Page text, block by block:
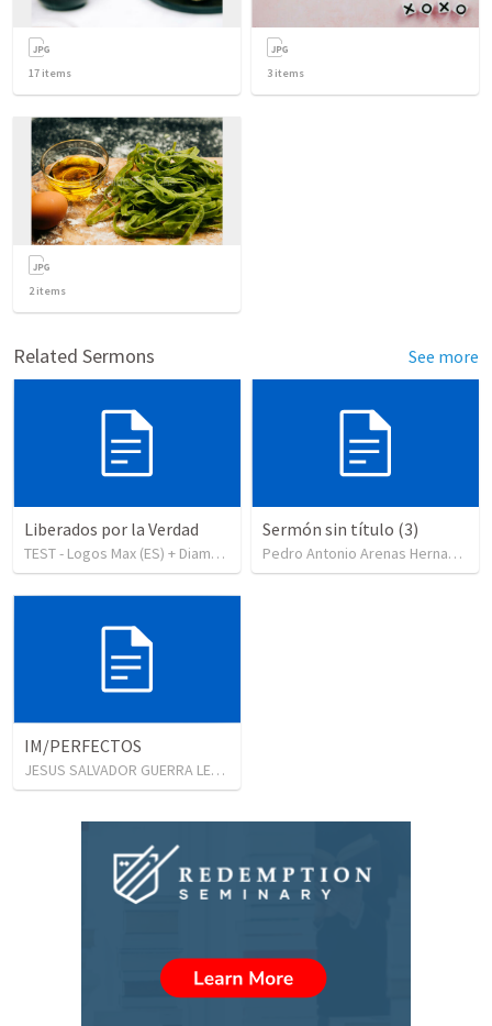
17 items 3 items
2items
Related Sermons See more
Liberados por la Verdad
TEST - Logos Max (ES) + Diamante 111views
Sermón sin título (3)
Pedro Antonio Arenas Hernandez
IM/PERFECTOS
JESUS SALVADOR GUERRA LEYVA